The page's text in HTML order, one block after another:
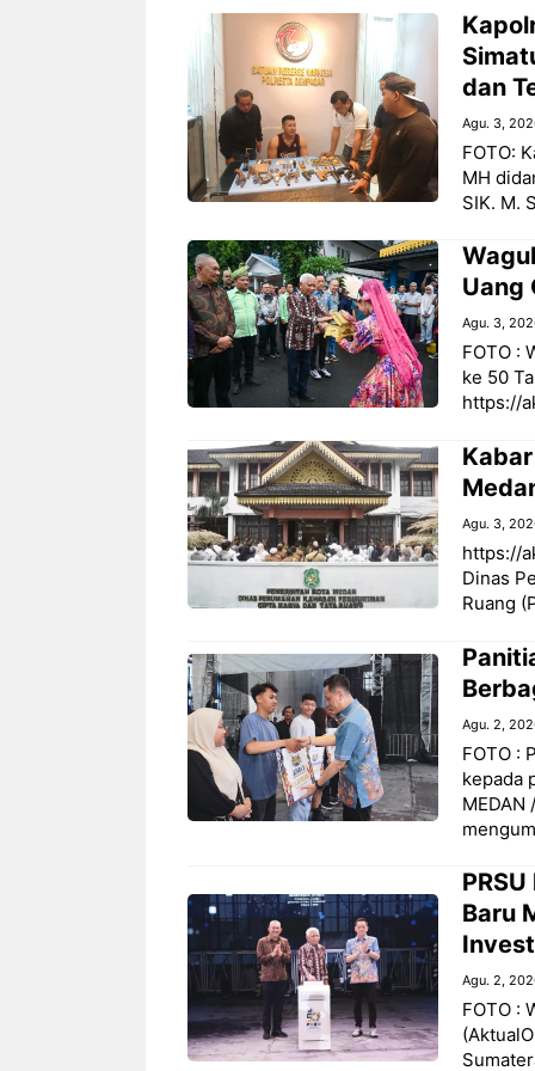
dan
Agu. 3,
FOTO:
MH
SIK. M.
Uang
Agu. 3,
FOTO :
ke 50
https://
Agu. 3,
https://
Dinas
Ruang
Agu. 2,
FOTO :
kepada
MEDAN
Baru
Agu. 2,
FOTO :